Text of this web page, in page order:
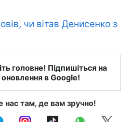
чи вітав Денисенко з
головне! Підпишіться на
оновлення в Google!
нас там, де вам зручно!